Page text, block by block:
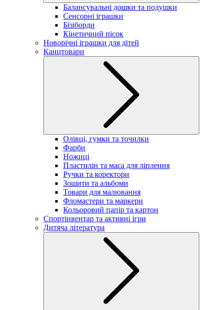
Балансувальні дошки та подушки
Сенсорні іграшки
Бізіборди
Кінетичний пісок
Новорічні іграшки для дітей
Канцтовари
Олівці, гумки та точилки
Фарби
Ножиці
Пластилін та маса для ліплення
Ручки та коректори
Зошити та альбоми
Товари для малювання
Фломастери та маркери
Кольоровий папір та картон
Спортінвентар та активні ігри
Дитяча література